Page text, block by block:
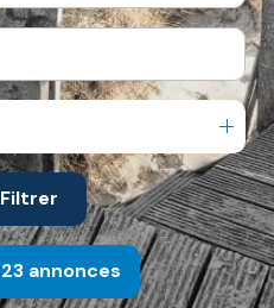
Filtrer
23annonces